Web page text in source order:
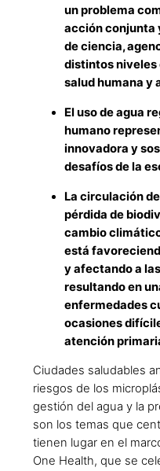
un problema
acción conjunta
de ciencia,
distintos niveles
salud humana y
El uso de agua
humano
innovadora y
desafíos de la
La circulación
pérdida de
cambio
está
y afectando a
resultando en
enfermedades
ocasiones
atención
Ciudades saludables
riesgos de los
gestión del agua y la
son los temas que
tienen lugar en el
One Health, que se